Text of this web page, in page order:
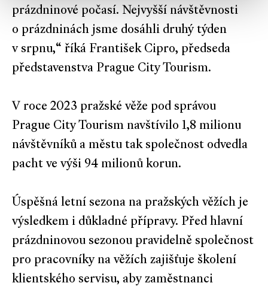
prázdninové počasí. Nejvyšší návštěvnosti
o prázdninách jsme dosáhli druhý týden
v srpnu,“ říká František Cipro, předseda
představenstva Prague City Tourism.
V roce 2023 pražské věže pod správou
Prague City Tourism navštívilo 1,8 milionu
návštěvníků a městu tak společnost odvedla
pacht ve výši 94 milionů korun.
Úspěšná letní sezona na pražských věžích je
výsledkem i důkladné přípravy. Před hlavní
prázdninovou sezonou pravidelně společnost
pro pracovníky na věžích zajišťuje školení
klientského servisu, aby zaměstnanci